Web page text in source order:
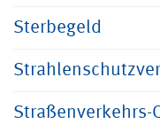
Sterbegeld
Straßenverkehrs-